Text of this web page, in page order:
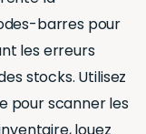
barres pour
les erreurs
stocks. Utilisez
pour scanner les